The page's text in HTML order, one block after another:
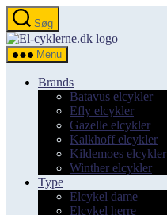
Spring
til
indholdet
Søg
el-
Menu
Brands
Batavus elcykler
Efly elcykler
Gazelle elcykler
Kalkhoff elcykler
Kildemoes elcykler
Winther elcykler
Type
Elcykel dame
Elcykel herre